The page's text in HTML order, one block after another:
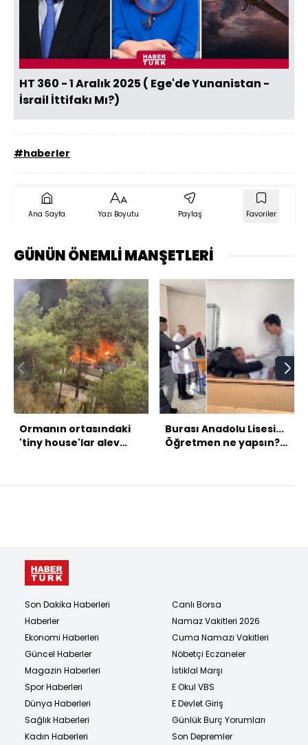
Videoyu
Oynat
HT 360 - 1 Aralık 2025 ( Ege'de Yunanistan -
İsrail İttifakı Mı?)
#haberler
Ana Sayfa Yazı Boyutu Paylaş Favoriler
GÜNÜN ÖNEMLİ MANŞETLERİ
Ormanın ortasındaki
'tiny house'lar alev
Burası Anadolu Lisesi...
Öğretmen ne yapsın?
Son Dakika Haberleri
Haberler
Ekonomi Haberleri
Güncel Haberler
Magazin Haberleri
Spor Haberleri
Dünya Haberleri
Sağlık Haberleri
Kadın Haberleri
Canlı Borsa
Namaz Vakitleri 2026
Cuma Namazı Vakitleri
Nöbetçi Eczaneler
İstiklal Marşı
E Okul VBS
E Devlet Giriş
Günlük Burç Yorumları
Son Depremler